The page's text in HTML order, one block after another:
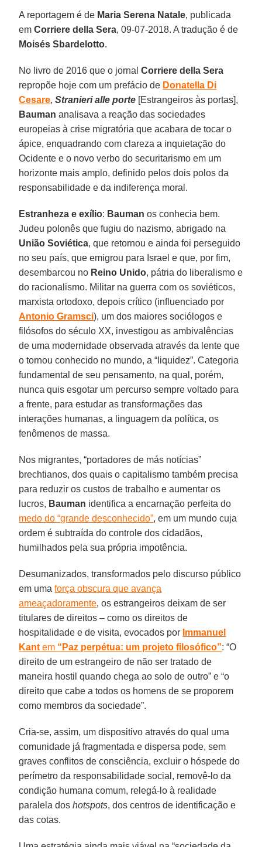
A reportagem é de Maria Serena Natale, publicada
emCorriere della Sera, 09-07-2018. A tradução é de
Moisés Sbardelotto.
No livro de 2016 que o jornalCorriere della Sera
repropõe hoje com um prefácio de Donatella Di
Cesare,Stranieri alle porte [Estrangeiros às portas],
Bauman analisava a reação das sociedades
europeias à crise migratória que acabara de tocar o
ápice, enquadrando com clareza a inquietação do
Ocidente e o novo verbo do securitarismo em um
horizonte mais amplo, definido pelos dois polos da
responsabilidade e da indiferença moral.
Estranheza e exílio: Bauman os conhecia bem.
Judeu polonês que fugiu do nazismo, abrigado na
União Soviética, que retornou e ainda foi perseguido
no seu país, que emigrou para Israel e que, por fim,
desembarcou no Reino Unido, pátria do liberalismo e
do racionalismo. Militar na guerra com os soviéticos,
marxista ortodoxo, depois crítico (influenciado por
Antonio Gramsci), um dos maiores sociólogos e
filósofos do século XX, investigou as ambivalências
de uma modernidade observada através da lente que
o tornou conhecido no mundo, a “liquidez”. Categoria
fundamental de seu pensamento, na qual, porém,
nunca quis esgotar um percurso sempre voltado para
a frente, para estudar as transformações das
interações humanas, a linguagem da política, os
fenômenos de massa.
Nos migrantes, “portadores de más notícias”
brechtianos, dos quais o capitalismo também precisa
para reduzir os custos de trabalho e aumentar os
lucros, Bauman identifica a encarnação perfeita do
medo do “grande desconhecido”, em um mundo cuja
ordem é subtraída do controle dos cidadãos,
humilhados pela sua própria impotência.
Desumanizados, transformados pelo discurso público
em umaforça obscura que avança
ameaçadoramente, os estrangeiros deixam de ser
titulares de direitos – como os direitos de
hospitalidade e de visita, evocados por Immanuel
Kant em “Paz perpétua: um projeto filosófico”: “O
direito de um estrangeiro de não ser tratado de
maneira hostil quando chega ao solo de outro” e “o
direito que cabe a todos os homens de se proporem
como membros da sociedade”.
Cria-se, assim, um dispositivo através do qual uma
comunidade já fragmentada e dispersa pode, sem
graves conflitos de consciência, excluir o hóspede do
perímetro da responsabilidade social, removê-lo da
condição humana comum, relegá-lo à realidade
paralela doshotspots, dos centros de identificação e
das cotas.